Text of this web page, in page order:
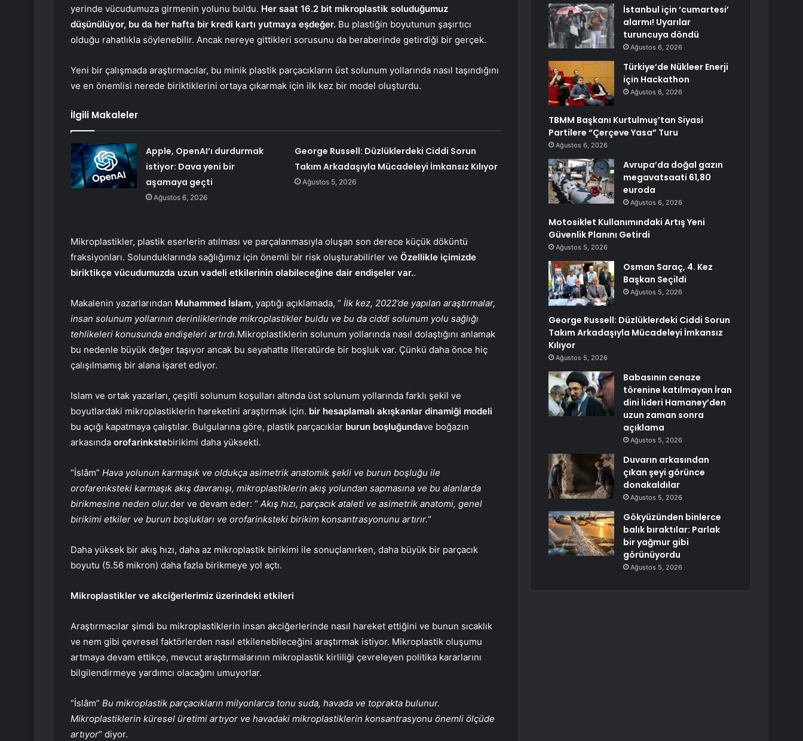
yerinde vücudumuza girmenin yolunu buldu. Her saat 16.2 bit mikroplastik soluduğumuz
düşünülüyor, bu da her hafta bir kredi kartı yutmaya eşdeğer. Bu plastiğin boyutunun şaşırtıcı
olduğu rahatlıkla söylenebilir. Ancak nereye gittikleri sorusunu da beraberinde getirdiği bir gerçek.
Yeni bir çalışmada araştırmacılar, bu minik plastik parçacıkların üst solunum yollarında nasıl taşındığını
ve en önemlisi nerede biriktiklerini ortaya çıkarmak için ilk kez bir model oluşturdu.
İlgili Makaleler
Apple, OpenAI’ı durdurmak
istiyor: Dava yeni bir
aşamaya geçti
Ağustos 6, 2026
George Russell: Düzlüklerdeki Ciddi Sorun
Takım Arkadaşıyla Mücadeleyi İmkansız Kılıyor
Ağustos 5, 2026
Mikroplastikler, plastik eserlerin atılması ve parçalanmasıyla oluşan son derece küçük döküntü
fraksiyonları. Solunduklarında sağlığımız için önemli bir risk oluşturabilirler ve Özellikle içimizde
biriktikçe vücudumuzda uzun vadeli etkilerinin olabileceğine dair endişeler var..
Makalenin yazarlarından Muhammed İslam, yaptığı açıklamada, “ İlk kez, 2022’de yapılan araştırmalar,
insan solunum yollarının derinliklerinde mikroplastikler buldu ve bu da ciddi solunum yolu sağlığı
tehlikeleri konusunda endişeleri artırdı.Mikroplastiklerin solunum yollarında nasıl dolaştığını anlamak
bu nedenle büyük değer taşıyor ancak bu seyahatte literatürde bir boşluk var. Çünkü daha önce hiç
çalışılmamış bir alana işaret ediyor.
Islam ve ortak yazarları, çeşitli solunum koşulları altında üst solunum yollarında farklı şekil ve
boyutlardaki mikroplastiklerin hareketini araştırmak için. bir hesaplamalı akışkanlar dinamiği modeli
bu açığı kapatmaya çalıştılar. Bulgularına göre, plastik parçacıklar burun boşluğundave boğazın
arkasında orofarinkstebirikimi daha yüksekti.
“İslâm” Hava yolunun karmaşık ve oldukça asimetrik anatomik şekli ve burun boşluğu ile
orofarenksteki karmaşık akış davranışı, mikroplastiklerin akış yolundan sapmasına ve bu alanlarda
birikmesine neden olur.der ve devam eder: “ Akış hızı, parçacık ataleti ve asimetrik anatomi, genel
birikimi etkiler ve burun boşlukları ve orofarinksteki birikim konsantrasyonunu artırır.“
Daha yüksek bir akış hızı, daha az mikroplastik birikimi ile sonuçlanırken, daha büyük bir parçacık
boyutu (5.56 mikron) daha fazla birikmeye yol açtı.
Mikroplastikler ve akciğerlerimiz üzerindeki etkileri
Araştırmacılar şimdi bu mikroplastiklerin insan akciğerlerinde nasıl hareket ettiğini ve bunun sıcaklık
ve nem gibi çevresel faktörlerden nasıl etkilenebileceğini araştırmak istiyor. Mikroplastik oluşumu
artmaya devam ettikçe, mevcut araştırmalarının mikroplastik kirliliği çevreleyen politika kararlarını
bilgilendirmeye yardımcı olacağını umuyorlar.
“İslâm” Bu mikroplastik parçacıkların milyonlarca tonu suda, havada ve toprakta bulunur.
Mikroplastiklerin küresel üretimi artıyor ve havadaki mikroplastiklerin konsantrasyonu önemli ölçüde
artıyor” diyor.
İstanbul için ‘cumartesi’
alarmı! Uyarılar
turuncuya döndü
Ağustos 6, 2026
Türkiye’de Nükleer Enerji
için Hackathon
Ağustos 6, 2026
TBMM Başkanı Kurtulmuş’tan Siyasi
Partilere “Çerçeve Yasa” Turu
Ağustos 6, 2026
Avrupa’da doğal gazın
megavatsaati 61,80
euroda
Ağustos 6, 2026
Motosiklet Kullanımındaki Artış Yeni
Güvenlik Planını Getirdi
Ağustos 5, 2026
Osman Saraç, 4. Kez
Başkan Seçildi
Ağustos 5, 2026
George Russell: Düzlüklerdeki Ciddi Sorun
Takım Arkadaşıyla Mücadeleyi İmkansız
Kılıyor
Ağustos 5, 2026
Babasının cenaze
törenine katılmayan İran
dini lideri Hamaney’den
uzun zaman sonra
açıklama
Ağustos 5, 2026
Duvarın arkasından
çıkan şeyi görünce
donakaldılar
Ağustos 5, 2026
Gökyüzünden binlerce
balık bıraktılar: Parlak
bir yağmur gibi
görünüyordu
Ağustos 5, 2026